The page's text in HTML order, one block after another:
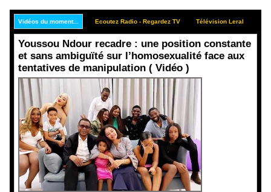
Vidéos du moment... Ecoutez Radio - Regardez TV Télévision Leral
Youssou Ndour recadre : une position constante
et sans ambiguïté sur l’homosexualité face aux
tentatives de manipulation ( Vidéo )